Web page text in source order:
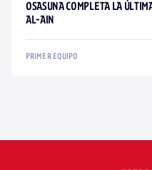
OSASUNA COMPLETA LA
AL-AIN
PRIMER EQUIPO